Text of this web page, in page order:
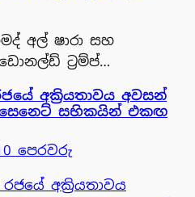
අල් ෂාරා සහ
ට්‍රම්ප්…
අක්‍රියතාවය අවසන්
සභිකයින් එකඟ
පෙරවරු